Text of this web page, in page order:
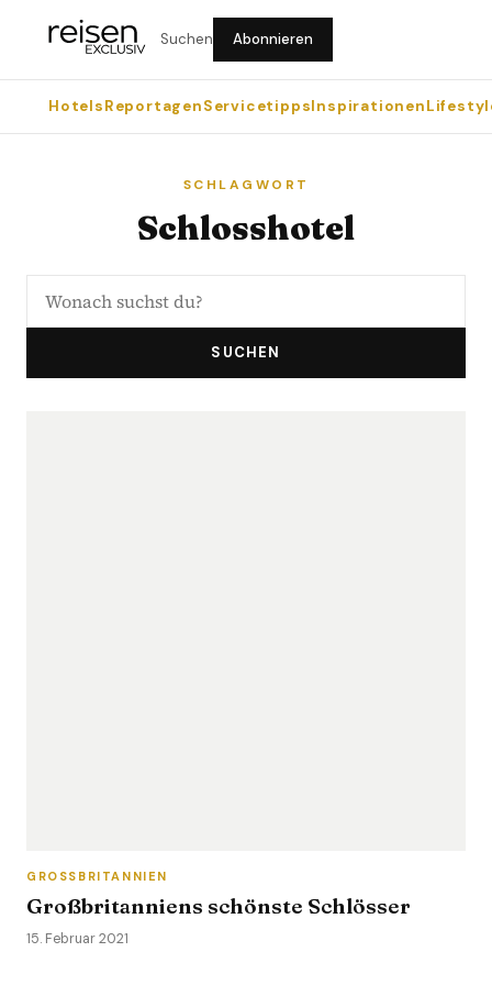
Suchen Abonnieren
HotelsReportagenServicetippsInspirationen
SCHLAGWORT
Schlosshotel
SUCHEN
GROSSBRITANNIEN
Großbritanniens schönste Schlösser
15. Februar 2021